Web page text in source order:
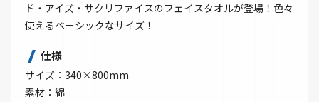
ド・アイズ・サクリファイスのフェイスタオルが登場！色々
使えるベーシックなサイズ！
仕様
サイズ：340×800mm
素材：綿